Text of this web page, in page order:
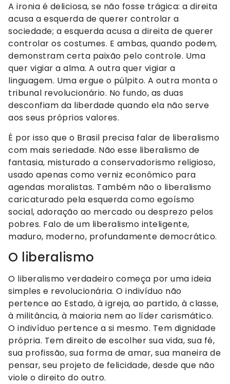
A ironia é deliciosa, se não fosse trágica: a direita
acusa a esquerda de querer controlar a
sociedade; a esquerda acusa a direita de querer
controlar os costumes. E ambas, quando podem,
demonstram certa paixão pelo controle. Uma
quer vigiar a alma. A outra quer vigiar a
linguagem. Uma ergue o púlpito. A outra monta o
tribunal revolucionário. No fundo, as duas
desconfiam da liberdade quando ela não serve
aos seus próprios valores.
É por isso que o Brasil precisa falar de liberalismo
com mais seriedade. Não esse liberalismo de
fantasia, misturado a conservadorismo religioso,
usado apenas como verniz econômico para
agendas moralistas. Também não o liberalismo
caricaturado pela esquerda como egoísmo
social, adoração ao mercado ou desprezo pelos
pobres. Falo de um liberalismo inteligente,
maduro, moderno, profundamente democrático.
O liberalismo
O liberalismo verdadeiro começa por uma ideia
simples e revolucionária. O indivíduo não
pertence ao Estado, à igreja, ao partido, à classe,
à militância, à maioria nem ao líder carismático.
O indivíduo pertence a si mesmo. Tem dignidade
própria. Tem direito de escolher sua vida, sua fé,
sua profissão, sua forma de amar, sua maneira de
pensar, seu projeto de felicidade, desde que não
viole o direito do outro.